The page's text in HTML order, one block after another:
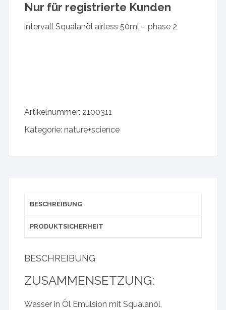
Nur für registrierte Kunden
intervall Squalanöl airless 50ml – phase 2
Artikelnummer: 2100311
Kategorie:nature+science
BESCHREIBUNG
PRODUKTSICHERHEIT
BESCHREIBUNG
ZUSAMMENSETZUNG:
Wasser in Öl Emulsion mit Squalanöl,